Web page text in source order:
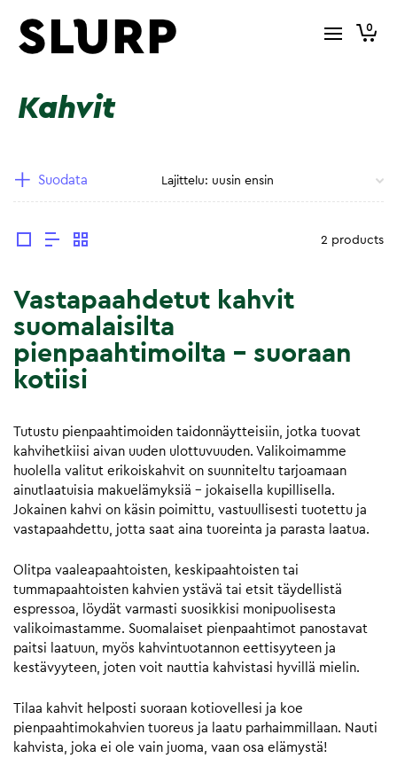
0
Kahvit
Suodata
2 products
Vastapaahdetut kahvit
suomalaisilta
pienpaahtimoilta – suoraan
kotiisi
Tutustu pienpaahtimoiden taidonnäytteisiin, jotka tuovat
kahvihetkiisi aivan uuden ulottuvuuden. Valikoimamme
huolella valitut erikoiskahvit on suunniteltu tarjoamaan
ainutlaatuisia makuelämyksiä – jokaisella kupillisella.
Jokainen kahvi on käsin poimittu, vastuullisesti tuotettu ja
vastapaahdettu, jotta saat aina tuoreinta ja parasta laatua.
Olitpa vaaleapaahtoisten, keskipaahtoisten tai
tummapaahtoisten kahvien ystävä tai etsit täydellistä
espressoa, löydät varmasti suosikkisi monipuolisesta
valikoimastamme. Suomalaiset pienpaahtimot panostavat
paitsi laatuun, myös kahvintuotannon eettisyyteen ja
kestävyyteen, joten voit nauttia kahvistasi hyvillä mielin.
Tilaa kahvit helposti suoraan kotiovellesi ja koe
pienpaahtimokahvien tuoreus ja laatu parhaimmillaan. Nauti
kahvista, joka ei ole vain juoma, vaan osa elämystä!